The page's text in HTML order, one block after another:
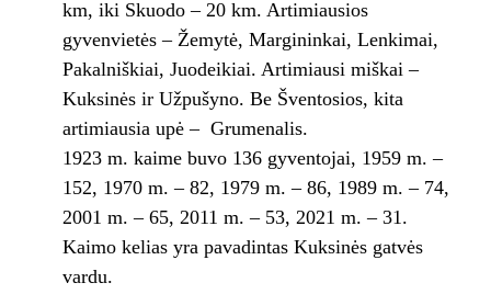
km, iki Skuodo – 20 km. Artimiausios
gyvenvietės – Žemytė, Margininkai, Lenkimai,
Pakalniškiai, Juodeikiai. Artimiausi miškai –
Kuksinės ir Užpušyno. Be Šventosios, kita
artimiausia upė – Grumenalis.
1923 m. kaime buvo 136 gyventojai, 1959 m. –
152, 1970 m. – 82, 1979 m. – 86, 1989 m. – 74,
2001 m. – 65, 2011 m. – 53, 2021 m. – 31.
Kaimo kelias yra pavadintas Kuksinės gatvės
vardu.